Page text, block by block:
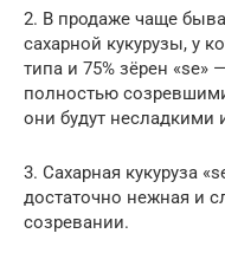
2. В продаже чаще
сахарной кукурузы, у
типа и 75% зёрен «se»
полностью
они будут несладкими
3. Сахарная кукуруза
достаточно нежная и
созревании.